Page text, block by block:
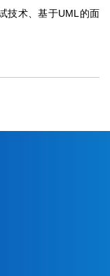
技术、基于UML的面